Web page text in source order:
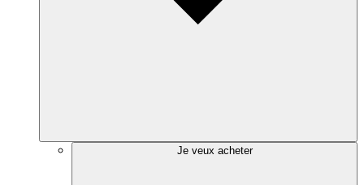
Je veux acheter